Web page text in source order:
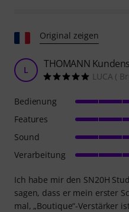
Original zeigen
L THOMANN
LUCA (
Ich habe mir den SN20H
sagen, dass er mein erster
mal, „Boutique“-Verstärker
Bedienung
Features
Sound
Verarbeitung